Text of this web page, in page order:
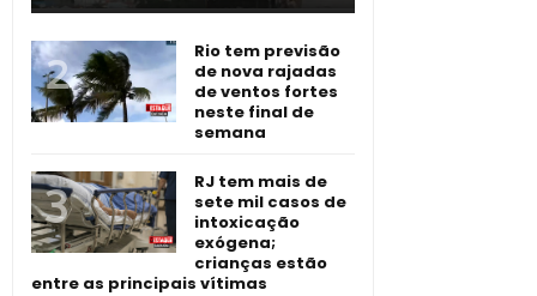
Rio tem previsão
de nova rajadas
de ventos fortes
neste final de
semana
RJ tem mais de
sete mil casos de
intoxicação
exógena;
crianças estão
entre as principais vítimas